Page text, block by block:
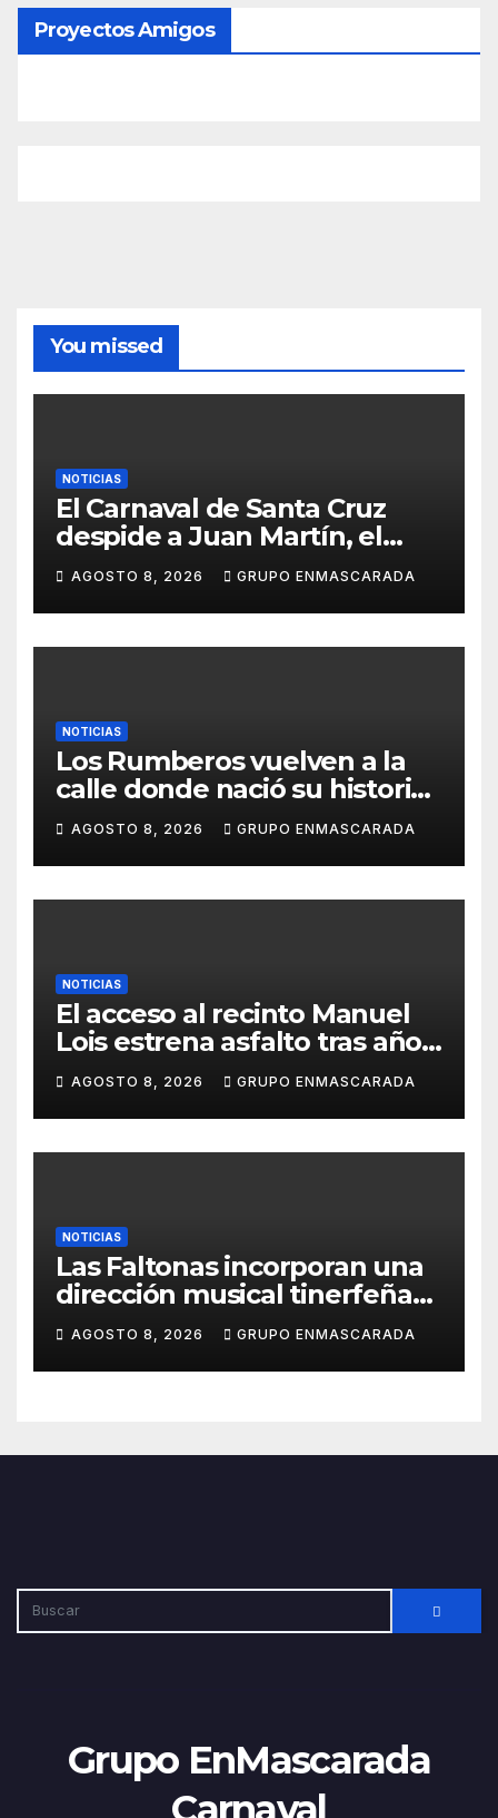
Proyectos Amigos
You missed
NOTICIAS
El Carnaval de Santa Cruz
despide a Juan Martín, el
inolvidable «Cristóbal Colón»
AGOSTO 8, 2026 GRUPO ENMASCARADA
NOTICIAS
Los Rumberos vuelven a la
calle donde nació su historia:
51 años después, el mismo
barrio, el mismo orgullo
AGOSTO 8, 2026 GRUPO ENMASCARADA
NOTICIAS
El acceso al recinto Manuel
Lois estrena asfalto tras años
de espera
AGOSTO 8, 2026 GRUPO ENMASCARADA
NOTICIAS
Las Faltonas incorporan una
dirección musical tinerfeña
para afrontar con ilusión el
Carnaval de Lanzarote
AGOSTO 8, 2026 GRUPO ENMASCARADA
Grupo EnMascarada